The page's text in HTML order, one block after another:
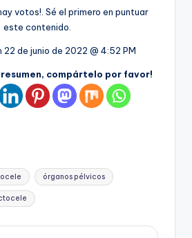
votos!. Sé el primero en puntuar
este contenido.
22 de junio de 2022 @ 4:52 PM
compártelo por favor!
órganos pélvicos